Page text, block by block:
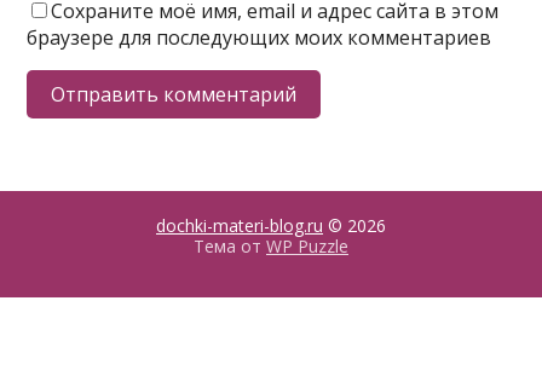
Сохраните моё имя, email и адрес сайта в этом
браузере для последующих моих комментариев
dochki-materi-blog.ru © 2026
Тема от WP Puzzle